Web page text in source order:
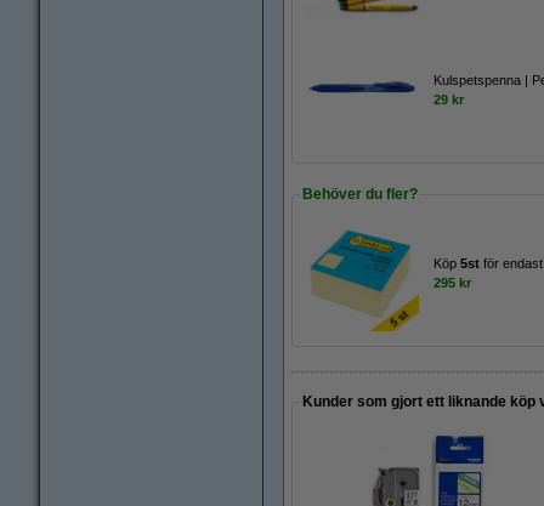
Kulspetspenna |
29 kr
Behöver du fler?
Köp 5st för endast
295 kr
Kunder som gjort ett liknande